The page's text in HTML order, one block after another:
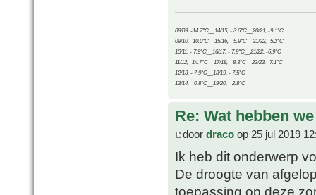
08/09, -14.7°C__14/15, - 3.6°C__20/21, -9.1°C
09/10, -10.0°C__15/16, - 5.9°C__21/22, -5.2°C
10/11, - 7.9°C__16/17, - 7.9°C__21/22, -6.9°C
11/12, -14.7°C__17/18, - 8.3°C__22/23, -7.1°C
12/13, - 7.9°C__18/19, - 7.5°C
13/14, - 0.8°C__19/20, - 2.8°C
Re: Wat hebben
door draco op 25 jul 2019
Ik heb dit onderwerp
De droogte van
toepassing op deze